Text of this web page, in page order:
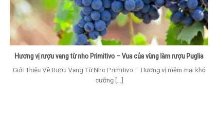
Hương vị rượu vang từ nho Primitivo – Vua của vùng làm rượu Puglia
Giới Thiệu Về Rượu Vang Từ Nho Primitivo – Hương vị mềm mại khó
cưỡng [...]